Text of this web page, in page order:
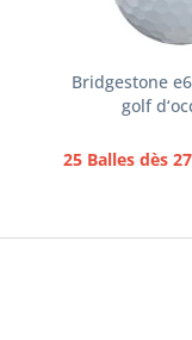
Bridgestone
golf
25 Balles dès